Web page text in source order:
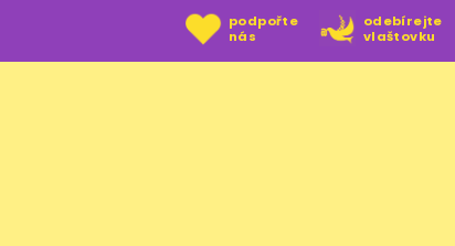
podpořte
nás
odebírejte
vlaštovku